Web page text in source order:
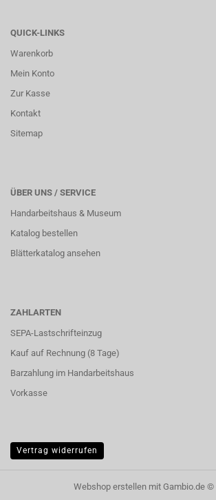
QUICK-LINKS
Warenkorb
Mein Konto
Zur Kasse
Kontakt
Sitemap
ÜBER UNS / SERVICE
Handarbeitshaus & Museum
Katalog bestellen
Blätterkatalog ansehen
ZAHLARTEN
SEPA-Lastschrifteinzug
Kauf auf Rechnung (8 Tage)
Barzahlung im Handarbeitshaus
Vorkasse
Vertrag widerrufen
Webshop erstellenmit Gambio.de ©